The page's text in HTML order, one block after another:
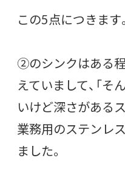
この5点につきます。
②のシンクはある
えていまして、「
いけど深さがある
業務用のステンレ
ました。